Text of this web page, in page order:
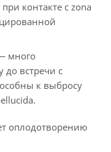
контакте с zona
много
до встречи с
к выбросу
оплодотворению